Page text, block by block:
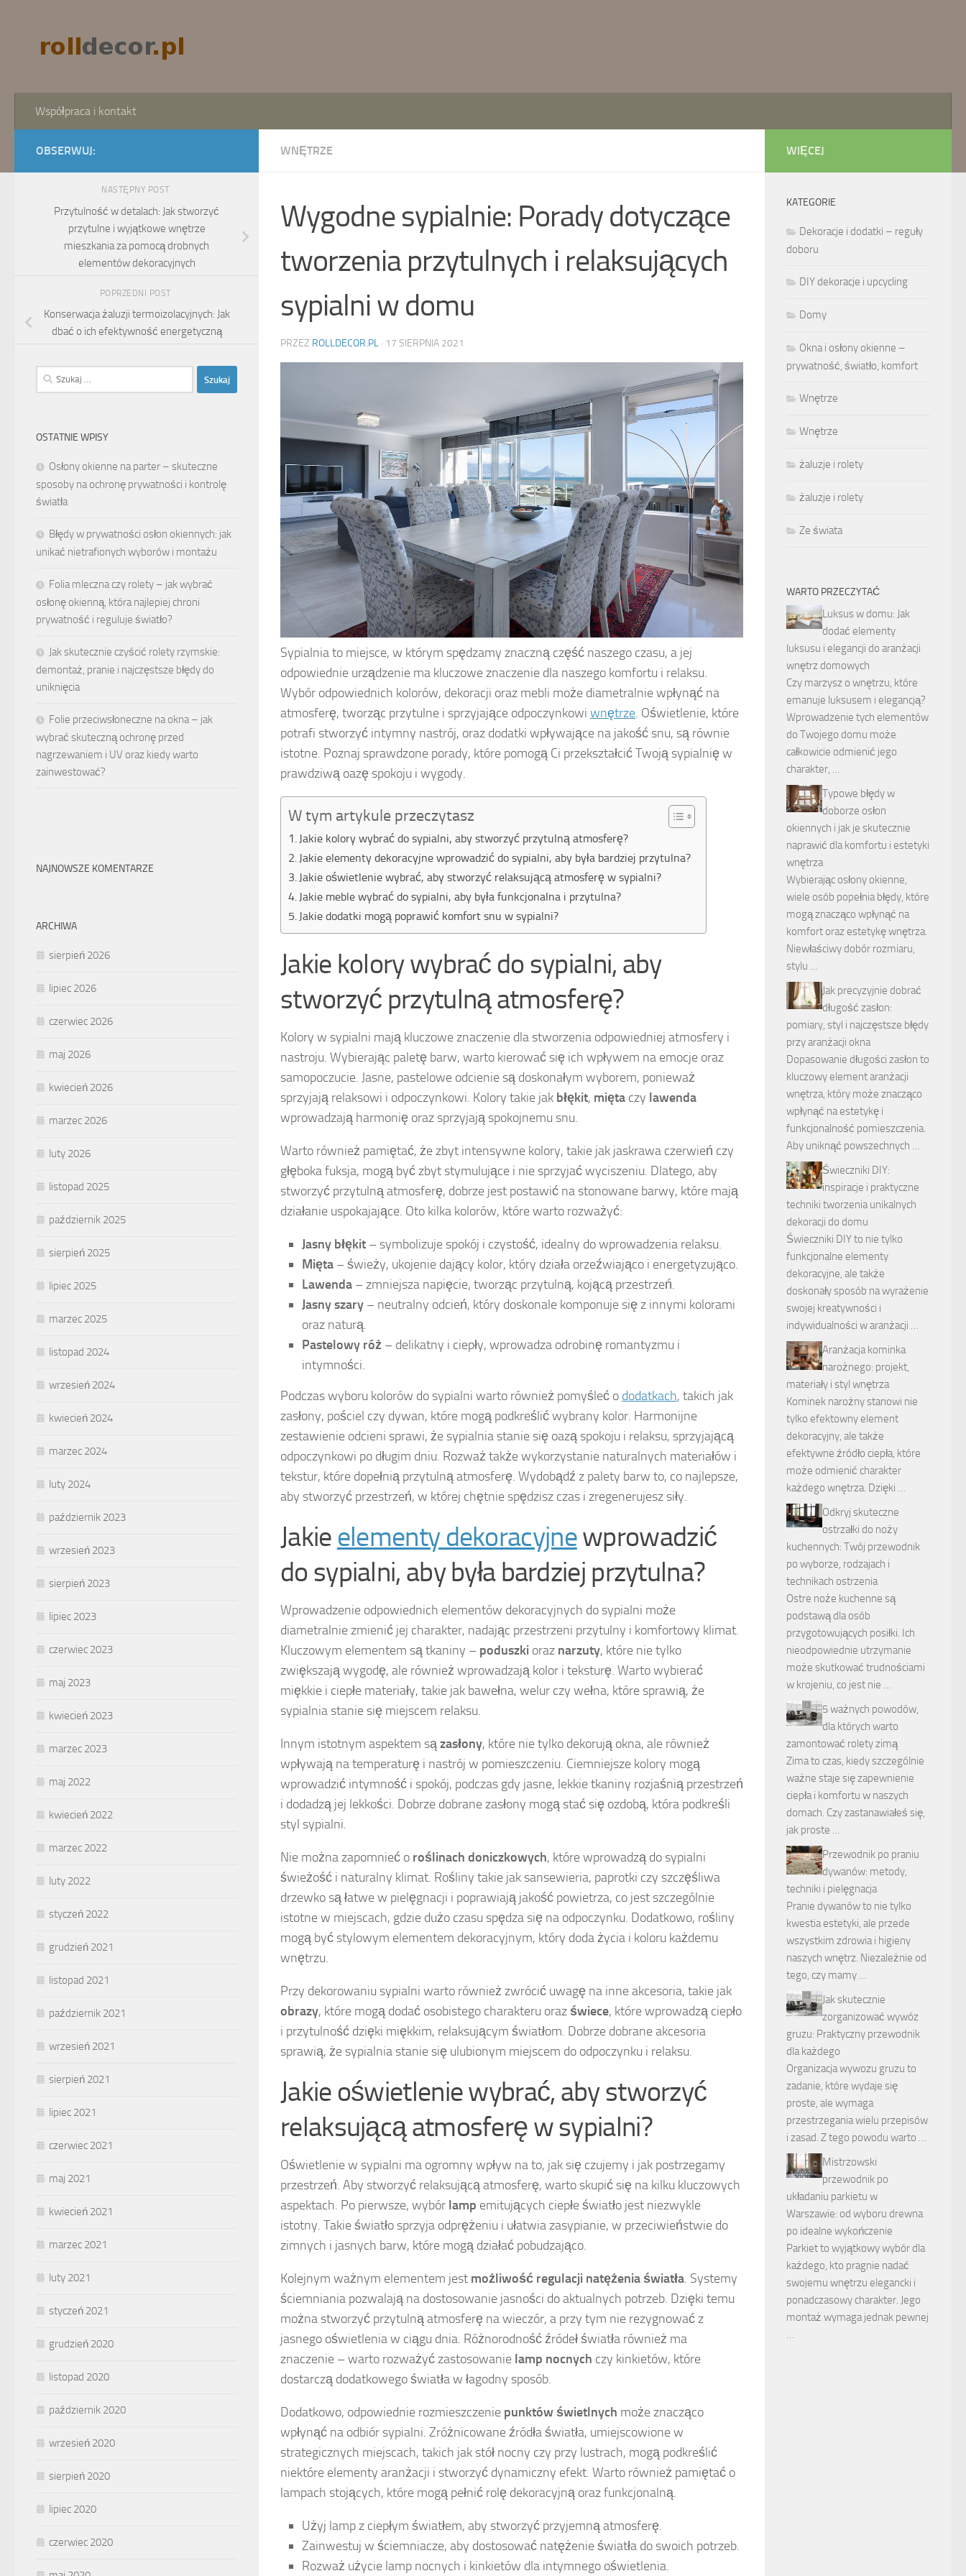
Współpraca i kontakt
WNĘTRZE
Wygodne sypialnie: Porady dotyczące
tworzenia przytulnych i relaksujących
sypialni w domu
PRZEZ ROLLDECOR.PL · 17 SIERPNIA 2021
Sypialnia to miejsce, w którym spędzamy znaczną część naszego czasu, a jej
odpowiednie urządzenie ma kluczowe znaczenie dla naszego komfortu i relaksu.
Wybór odpowiednich kolorów, dekoracji oraz mebli może diametralnie wpłynąć na
atmosferę, tworząc przytulne i sprzyjające odpoczynkowi wnętrze. Oświetlenie, które
potrafi stworzyć intymny nastrój, oraz dodatki wpływające na jakość snu, są równie
istotne. Poznaj sprawdzone porady, które pomogą Ci przekształcić Twoją sypialnię w
prawdziwą oazę spokoju i wygody.
W tym artykule przeczytasz
Jakie kolory wybrać do sypialni, aby stworzyć przytulną atmosferę?
Jakie elementy dekoracyjne wprowadzić do sypialni, aby była bardziej przytulna?
Jakie oświetlenie wybrać, aby stworzyć relaksującą atmosferę w sypialni?
Jakie meble wybrać do sypialni, aby była funkcjonalna i przytulna?
Jakie dodatki mogą poprawić komfort snu w sypialni?
Jakie kolory wybrać do sypialni, aby
stworzyć przytulną atmosferę?
Kolory w sypialni mają kluczowe znaczenie dla stworzenia odpowiedniej atmosfery i
nastroju. Wybierając paletę barw, warto kierować się ich wpływem na emocje oraz
samopoczucie. Jasne, pastelowe odcienie są doskonałym wyborem, ponieważ
sprzyjają relaksowi i odpoczynkowi. Kolory takie jak błękit, mięta czy lawenda
wprowadzają harmonię oraz sprzyjają spokojnemu snu.
Warto również pamiętać, że zbyt intensywne kolory, takie jak jaskrawa czerwień czy
głęboka fuksja, mogą być zbyt stymulujące i nie sprzyjać wyciszeniu. Dlatego, aby
stworzyć przytulną atmosferę, dobrze jest postawić na stonowane barwy, które mają
działanie uspokajające. Oto kilka kolorów, które warto rozważyć:
Jasny błękit – symbolizuje spokój i czystość, idealny do wprowadzenia relaksu.
Mięta – świeży, ukojenie dający kolor, który działa orzeźwiająco i energetyzująco.
Lawenda – zmniejsza napięcie, tworząc przytulną, kojącą przestrzeń.
Jasny szary – neutralny odcień, który doskonale komponuje się z innymi kolorami
oraz naturą.
Pastelowy róż – delikatny i ciepły, wprowadza odrobinę romantyzmu i
intymności.
Podczas wyboru kolorów do sypialni warto również pomyśleć o dodatkach, takich jak
zasłony, pościel czy dywan, które mogą podkreślić wybrany kolor. Harmonijne
zestawienie odcieni sprawi, że sypialnia stanie się oazą spokoju i relaksu, sprzyjającą
odpoczynkowi po długim dniu. Rozważ także wykorzystanie naturalnych materiałów i
tekstur, które dopełnią przytulną atmosferę. Wydobądź z palety barw to, co najlepsze,
aby stworzyć przestrzeń, w której chętnie spędzisz czas i zregenerujesz siły.
Jakie elementy dekoracyjnewprowadzić
do sypialni, aby była bardziej przytulna?
Wprowadzenie odpowiednich elementów dekoracyjnych do sypialni może
diametralnie zmienić jej charakter, nadając przestrzeni przytulny i komfortowy klimat.
Kluczowym elementem są tkaniny – poduszki oraz narzuty, które nie tylko
zwiększają wygodę, ale również wprowadzają kolor i teksturę. Warto wybierać
miękkie i ciepłe materiały, takie jak bawełna, welur czy wełna, które sprawią, że
sypialnia stanie się miejscem relaksu.
Innym istotnym aspektem sązasłony, które nie tylko dekorują okna, ale również
wpływają na temperaturę i nastrój w pomieszczeniu. Ciemniejsze kolory mogą
wprowadzić intymność i spokój, podczas gdy jasne, lekkie tkaniny rozjaśnią przestrzeń
i dodadzą jej lekkości. Dobrze dobrane zasłony mogą stać się ozdobą, która podkreśli
styl sypialni.
Nie można zapomnieć o roślinach doniczkowych, które wprowadzą do sypialni
świeżość i naturalny klimat. Rośliny takie jak sansewieria, paprotki czy szczęśliwa
drzewko są łatwe w pielęgnacji i poprawiają jakość powietrza, co jest szczególnie
istotne w miejscach, gdzie dużo czasu spędza się na odpoczynku. Dodatkowo, rośliny
mogą być stylowym elementem dekoracyjnym, który doda życia i koloru każdemu
wnętrzu.
Przy dekorowaniu sypialni warto również zwrócić uwagę na inne akcesoria, takie jak
obrazy, które mogą dodać osobistego charakteru oraz świece, które wprowadzą ciepło
i przytulność dzięki miękkim, relaksującym światłom. Dobrze dobrane akcesoria
sprawią, że sypialnia stanie się ulubionym miejscem do odpoczynku i relaksu.
Jakie oświetlenie wybrać, aby stworzyć
relaksującą atmosferę w sypialni?
Oświetlenie w sypialni ma ogromny wpływ na to, jak się czujemy i jak postrzegamy
przestrzeń. Aby stworzyć relaksującą atmosferę, warto skupić się na kilku kluczowych
aspektach. Po pierwsze, wybór lamp emitujących ciepłe światło jest niezwykle
istotny. Takie światło sprzyja odprężeniu i ułatwia zasypianie, w przeciwieństwie do
zimnych i jasnych barw, które mogą działać pobudzająco.
Kolejnym ważnym elementem jest możliwość regulacji natężenia światła. Systemy
ściemniania pozwalają na dostosowanie jasności do aktualnych potrzeb. Dzięki temu
można stworzyć przytulną atmosferę na wieczór, a przy tym nie rezygnować z
jasnego oświetlenia w ciągu dnia. Różnorodność źródeł światła również ma
znaczenie – warto rozważyć zastosowanie lamp nocnych czy kinkietów, które
dostarczą dodatkowego światła w łagodny sposób.
Dodatkowo, odpowiednie rozmieszczenie punktów świetlnych może znacząco
wpłynąć na odbiór sypialni. Zróżnicowane źródła światła, umiejscowione w
strategicznych miejscach, takich jak stół nocny czy przy lustrach, mogą podkreślić
niektóre elementy aranżacji i stworzyć dynamiczny efekt. Warto również pamiętać o
lampach stojących, które mogą pełnić rolę dekoracyjną oraz funkcjonalną.
Użyj lamp z ciepłym światłem, aby stworzyć przyjemną atmosferę.
Zainwestuj w ściemniacze, aby dostosować natężenie światła do swoich potrzeb.
Rozważ użycie lamp nocnych i kinkietów dla intymnego oświetlenia.
OBSERWUJ:
NASTĘPNY POST
Przytulność w detalach: Jak stworzyć
przytulne i wyjątkowe wnętrze
mieszkania za pomocą drobnych
elementów dekoracyjnych
POPRZEDNI POST
Konserwacja żaluzji termoizolacyjnych: Jak
dbać o ich efektywność energetyczną
Szukaj:
OSTATNIE WPISY
Osłony okienne na parter – skuteczne
sposoby na ochronę prywatności i kontrolę
światła
Błędy w prywatności osłon okiennych: jak
unikać nietrafionych wyborów i montażu
Folia mleczna czy rolety – jak wybrać
osłonę okienną, która najlepiej chroni
prywatność i reguluje światło?
Jak skutecznie czyścić rolety rzymskie:
demontaż, pranie i najczęstsze błędy do
uniknięcia
Folie przeciwsłoneczne na okna – jak
wybrać skuteczną ochronę przed
nagrzewaniem i UV oraz kiedy warto
zainwestować?
NAJNOWSZE KOMENTARZE
ARCHIWA
sierpień 2026
lipiec 2026
czerwiec 2026
maj 2026
kwiecień 2026
marzec 2026
luty 2026
listopad 2025
październik 2025
sierpień 2025
lipiec 2025
marzec 2025
listopad 2024
wrzesień 2024
kwiecień 2024
marzec 2024
luty 2024
październik 2023
wrzesień 2023
sierpień 2023
lipiec 2023
czerwiec 2023
maj 2023
kwiecień 2023
marzec 2023
maj 2022
kwiecień 2022
marzec 2022
luty 2022
styczeń 2022
grudzień 2021
listopad 2021
październik 2021
wrzesień 2021
sierpień 2021
lipiec 2021
czerwiec 2021
maj 2021
kwiecień 2021
marzec 2021
luty 2021
styczeń 2021
grudzień 2020
listopad 2020
październik 2020
wrzesień 2020
sierpień 2020
lipiec 2020
czerwiec 2020
WIĘCEJ
KATEGORIE
Dekoracje i dodatki – reguły
doboru
DIY dekoracje i upcycling
Domy
Okna i osłony okienne –
prywatność, światło, komfort
Wnętrze
Wnętrze
żaluzje i rolety
żaluzje i rolety
Ze świata
WARTO PRZECZYTAĆ
Luksus w domu: Jak
dodać elementy
luksusu i elegancji do aranżacji
wnętrz domowych
Czy marzysz o wnętrzu, które
emanuje luksusem i elegancją?
Wprowadzenie tych elementów
do Twojego domu może
całkowicie odmienić jego
charakter, …
Typowe błędy w
doborze osłon
okiennych i jak je skutecznie
naprawić dla komfortu i estetyki
wnętrza
Wybierając osłony okienne,
wiele osób popełnia błędy, które
mogą znacząco wpłynąć na
komfort oraz estetykę wnętrza.
Niewłaściwy dobór rozmiaru,
stylu …
Jak precyzyjnie dobrać
długość zasłon:
pomiary, styl i najczęstsze błędy
przy aranżacji okna
Dopasowanie długości zasłon to
kluczowy element aranżacji
wnętrza, który może znacząco
wpłynąć na estetykę i
funkcjonalność pomieszczenia.
Aby uniknąć powszechnych …
Świeczniki DIY:
inspiracje i praktyczne
techniki tworzenia unikalnych
dekoracji do domu
Świeczniki DIY to nie tylko
funkcjonalne elementy
dekoracyjne, ale także
doskonały sposób na wyrażenie
swojej kreatywności i
indywidualności w aranżacji …
Aranżacja kominka
narożnego: projekt,
materiały i styl wnętrza
Kominek narożny stanowi nie
tylko efektowny element
dekoracyjny, ale także
efektywne źródło ciepła, które
może odmienić charakter
każdego wnętrza. Dzięki …
Odkryj skuteczne
ostrzałki do noży
kuchennych: Twój przewodnik
po wyborze, rodzajach i
technikach ostrzenia
Ostre noże kuchenne są
podstawą dla osób
przygotowujących posiłki. Ich
nieodpowiednie utrzymanie
może skutkować trudnościami
w krojeniu, co jest nie …
5 ważnych powodów,
dla których warto
zamontować rolety zimą
Zima to czas, kiedy szczególnie
ważne staje się zapewnienie
ciepła i komfortu w naszych
domach. Czy zastanawiałeś się,
jak proste …
Przewodnik po praniu
dywanów: metody,
techniki i pielęgnacja
Pranie dywanów to nie tylko
kwestia estetyki, ale przede
wszystkim zdrowia i higieny
naszych wnętrz. Niezależnie od
tego, czy mamy …
Jak skutecznie
zorganizować wywóz
gruzu: Praktyczny przewodnik
dla każdego
Organizacja wywozu gruzu to
zadanie, które wydaje się
proste, ale wymaga
przestrzegania wielu przepisów
i zasad. Z tego powodu warto …
Mistrzowski
przewodnik po
układaniu parkietu w
Warszawie: od wyboru drewna
po idealne wykończenie
Parkiet to wyjątkowy wybór dla
każdego, kto pragnie nadać
swojemu wnętrzu elegancki i
ponadczasowy charakter. Jego
montaż wymaga jednak pewnej
…